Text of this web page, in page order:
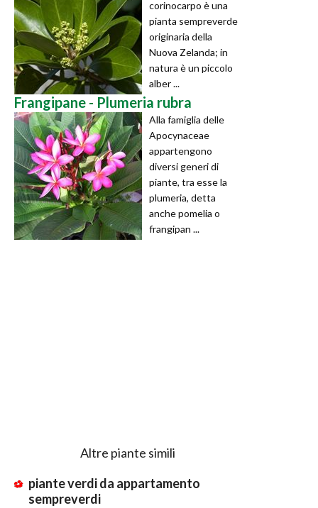
corinocarpo è una
pianta sempreverde
originaria della
Nuova Zelanda; in
natura è un piccolo
alber ...
Frangipane - Plumeria rubra
Alla famiglia delle
Apocynaceae
appartengono
diversi generi di
piante, tra esse la
plumeria, detta
anche pomelia o
frangipan ...
Altre piante simili
piante verdi da appartamento
sempreverdi